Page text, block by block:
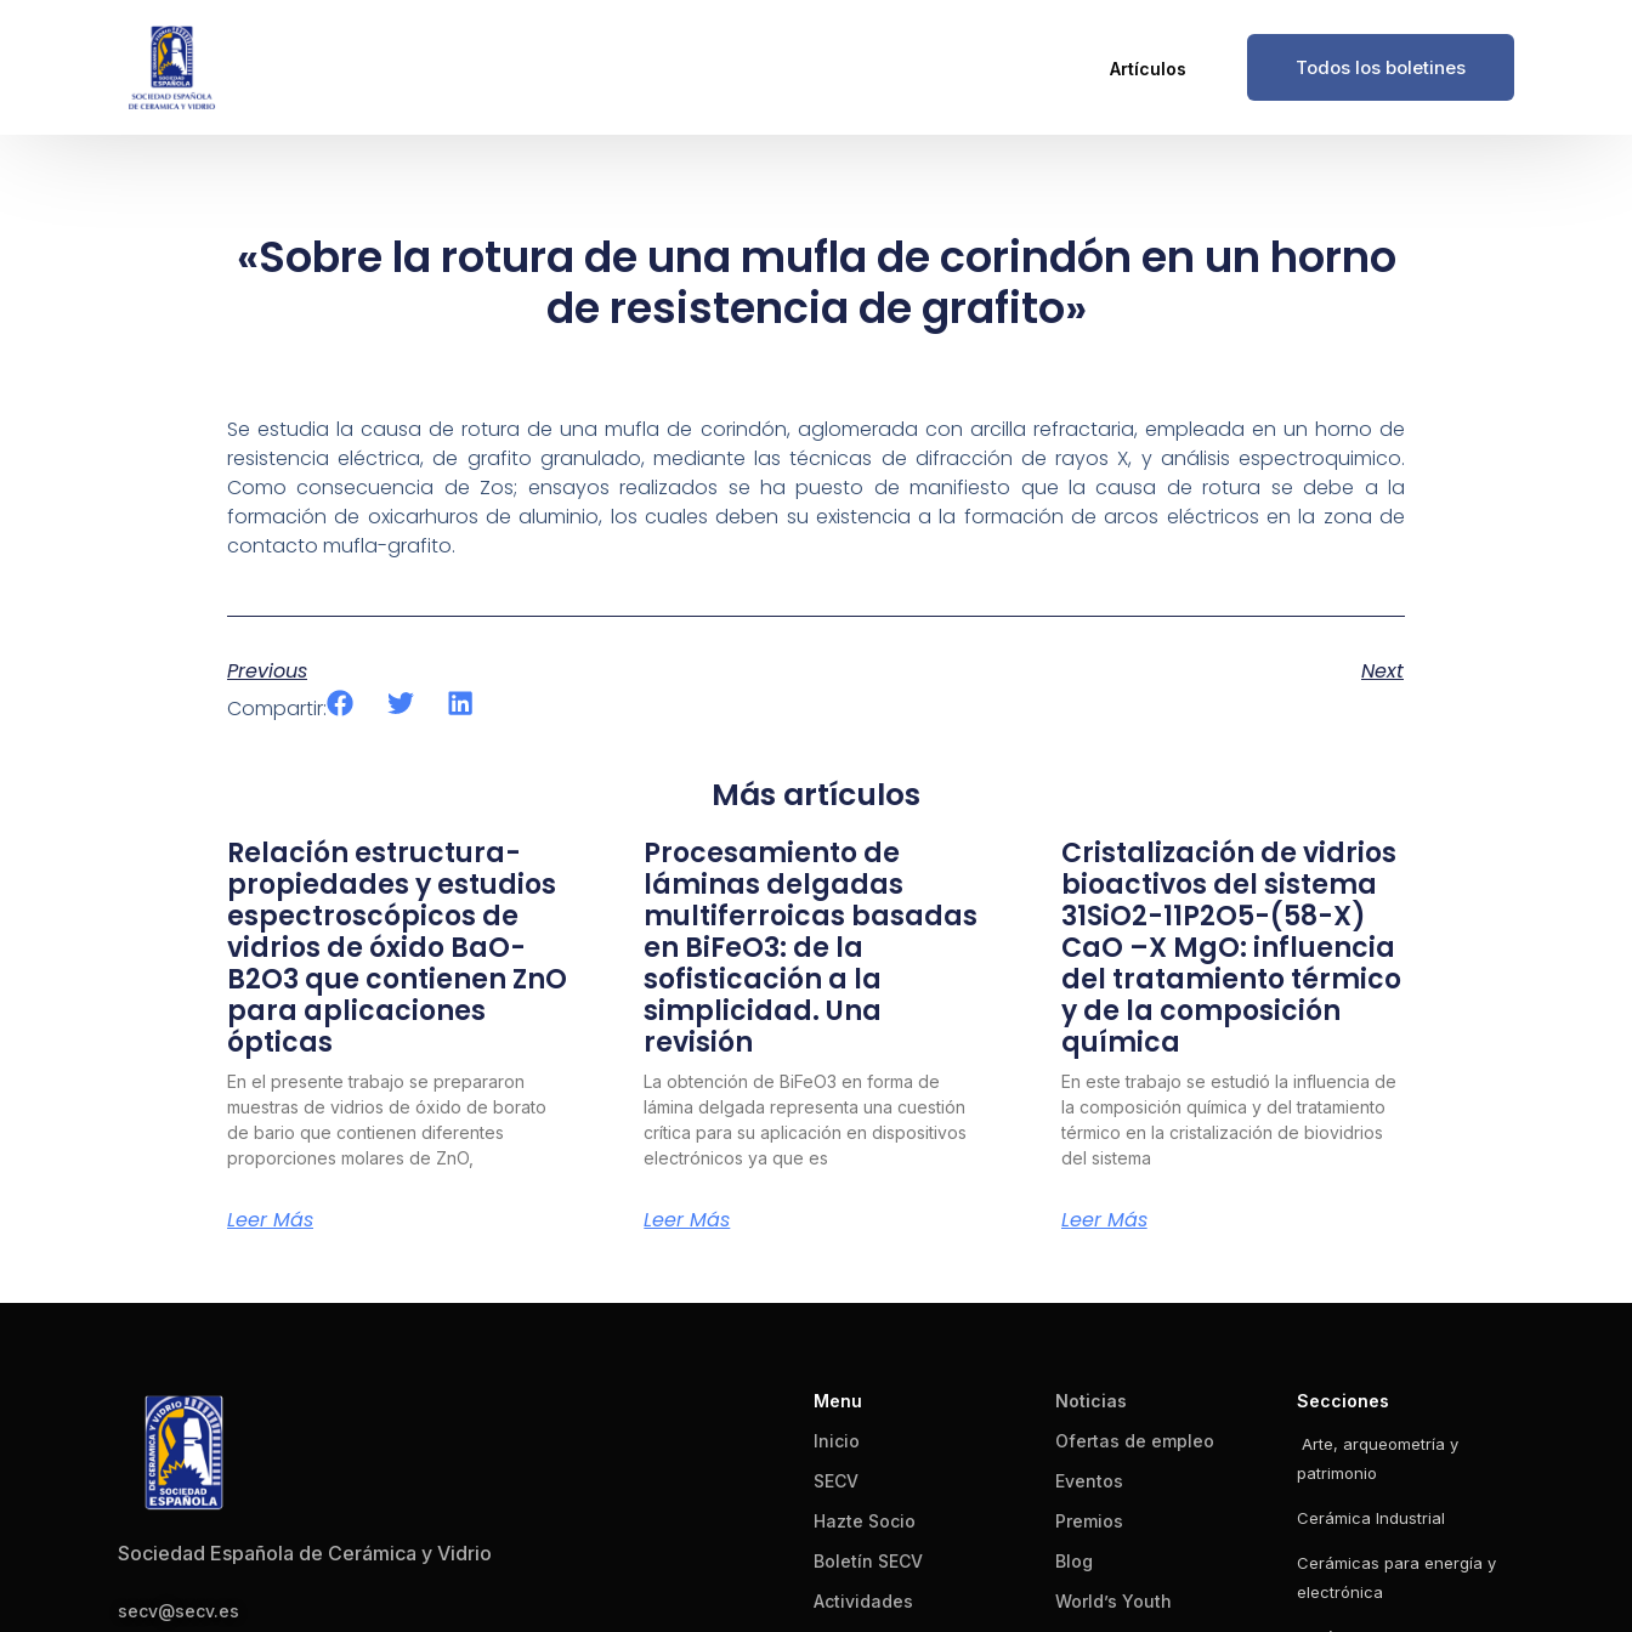
Artículos Todos los boletines
«Sobre la rotura de una mufla de corindón en un horno
de resistencia de grafito»
Se estudia la causa de rotura de una mufla de corindón, aglomerada con arcilla refractaria, empleada en un horno de
resistencia eléctrica, de grafito granulado, mediante las técnicas de difracción de rayos X, y análisis espectroquimico.
Como consecuencia de Zos; ensayos realizados se ha puesto de manifiesto que la causa de rotura se debe a la
formación de oxicarhuros de aluminio, los cuales deben su existencia a la formación de arcos eléctricos en la zona de
contacto mufla-grafito.
Previous
Next
Compartir:
Más artículos
Relación estructura-
propiedades y estudios
espectroscópicos de
vidrios de óxido BaO-
B2O3 que contienen ZnO
para aplicaciones
ópticas
En el presente trabajo se prepararon
muestras de vidrios de óxido de borato
de bario que contienen diferentes
proporciones molares de ZnO,
Leer Más
Procesamiento de
láminas delgadas
multiferroicas basadas
en BiFeO3: de la
sofisticación a la
simplicidad. Una
revisión
La obtención de BiFeO3 en forma de
lámina delgada representa una cuestión
crítica para su aplicación en dispositivos
electrónicos ya que es
Leer Más
Cristalización de vidrios
bioactivos del sistema
31SiO2-11P2O5-(58-X)
CaO –X MgO: influencia
del tratamiento térmico
y de la composición
química
En este trabajo se estudió la influencia de
la composición química y del tratamiento
térmico en la cristalización de biovidrios
del sistema
Leer Más
Sociedad Española de Cerámica y Vidrio
secv@secv.es
Menu
Inicio
SECV
Hazte Socio
Boletín SECV
Actividades
Noticias
Ofertas de empleo
Eventos
Premios
Blog
World’s Youth
Secciones
Arte, arqueometría y
patrimonio
Cerámica Industrial
Cerámicas para energía y
electrónica